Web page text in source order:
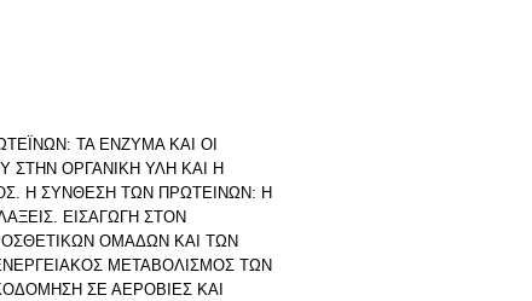
ΤΑ ΕΝΖΥΜΑ ΚΑΙ ΟΙ
ΣΤΗΝ ΟΡΓΑΝΙΚΗ ΥΛΗ ΚΑΙ Η
Η ΣΥΝΘΕΣΗ ΤΩΝ ΠΡΩΤΕΙΝΩΝ: Η
ΕΙΣΑΓΩΓΗ ΣΤΟΝ
ΟΜΑΔΩΝ ΚΑΙ ΤΩΝ
ΜΕΤΑΒΟΛΙΣΜΟΣ ΤΩΝ
ΣΕ ΑΕΡΟΒΙΕΣ ΚΑΙ